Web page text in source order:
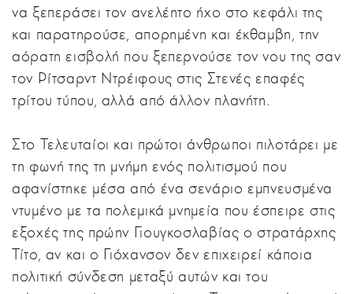
να ξεπεράσει τον ανελέητο ήχο στο κεφάλι της
και παρατηρούσε, απορημένη και έκθαμβη, την
αόρατη εισβολή που ξεπερνούσε τον νου της σαν
τον Ρίτσαρντ Ντρέιφους στις Στενές επαφές
τρίτου τύπου, αλλά από άλλον πλανήτη.
Στο Τελευταίοι και πρώτοι άνθρωποι πιλοτάρει με
τη φωνή της τη μνήμη ενός πολιτισμού που
αφανίστηκε μέσα από ένα σενάριο εμπνευσμένα
ντυμένο με τα πολεμικά μνημεία που έσπειρε στις
εξοχές της πρώην Γιουγκοσλαβίας ο στρατάρχης
Τίτο, αν και ο Γιόχανσον δεν επιχειρεί κάποια
πολιτική σύνδεση μεταξύ αυτών και του